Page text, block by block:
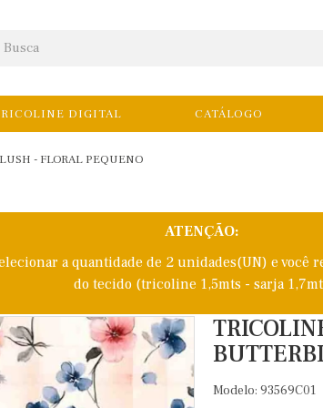
DIGITAL CATÁLOGO
- FLORAL PEQUENO
ATENÇÃO:
a quantidade de 2 unidades(UN) e
do tecido (tricoline 1,5mts - sarja
Modelo: 93569C01